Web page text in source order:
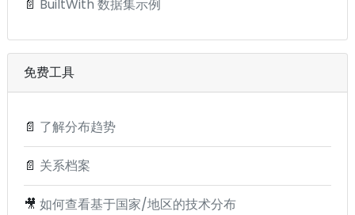
📄 BuiltWith 数据集示例
免费工具
📄 了解分布趋势
📄 关系档案
🎥 如何查看基于国家/地区的技术分布